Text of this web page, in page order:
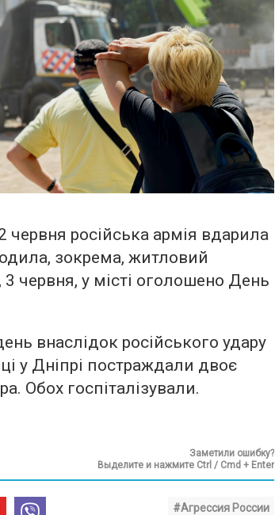
червня російська армія вдарила
зокрема, житловий
червня, у місті оголошено День
внаслідок російського удару
у Дніпрі постраждали двоє
Обох госпіталізували.
Заметили ошибку?
Выделите и нажмите Ctrl / Cmd + Enter
#Агрессия России